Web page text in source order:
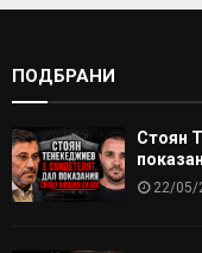
ПОДБРАНИ
Стоян
22/05/